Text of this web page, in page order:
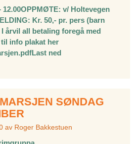
12.00OPPMØTE: v/ Holtevegen
Kr. 50,- pr. pers (barn
årvil all betaling foregå med
info plakat her
ned
SØNDAG
av Roger Bakkestuen